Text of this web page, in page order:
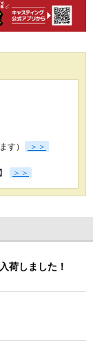
す）
＞＞
】 ＞＞
荷しました！